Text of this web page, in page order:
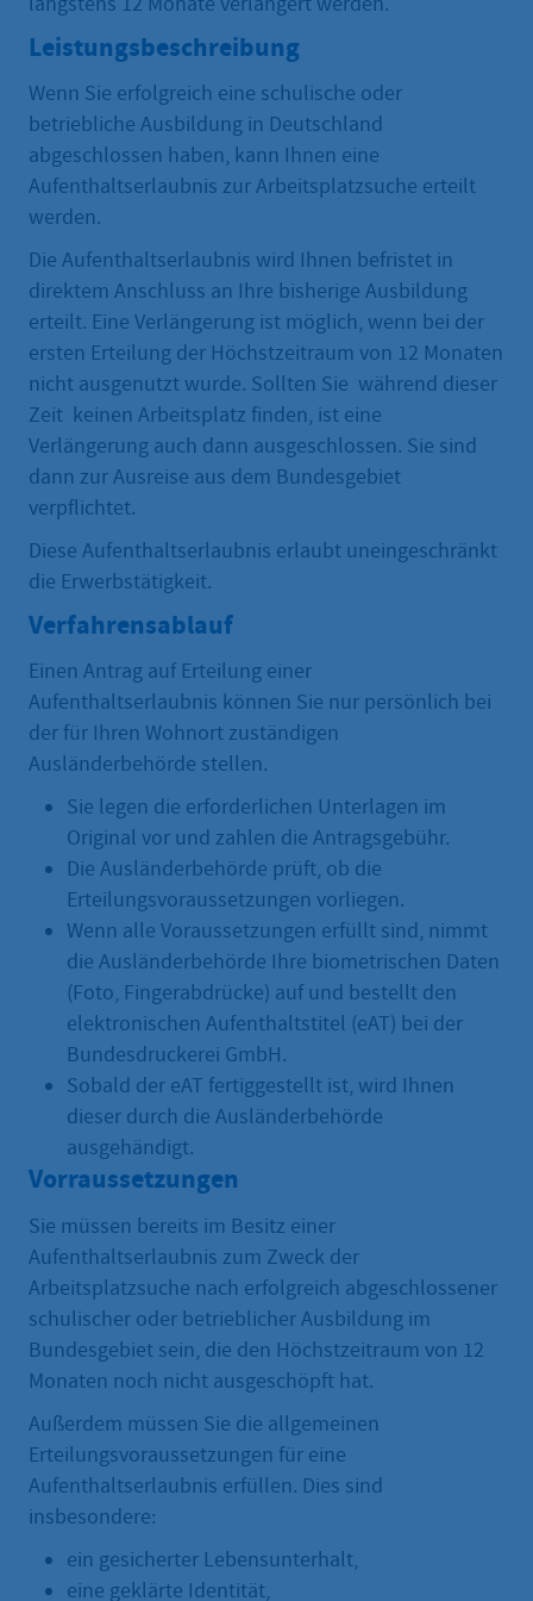
Leistungsbeschreibung
Wenn Sie erfolgreich eine schulische oder
betriebliche Ausbildung in Deutschland
abgeschlossen haben, kann Ihnen eine
Aufenthaltserlaubnis zur Arbeitsplatzsuche erteilt
werden.
Die Aufenthaltserlaubnis wird Ihnen befristet in
direktem Anschluss an Ihre bisherige Ausbildung
erteilt. Eine Verlängerung ist möglich, wenn bei der
ersten Erteilung der Höchstzeitraum von 12 Monaten
nicht ausgenutzt wurde. Sollten Sie während dieser
Zeit keinen Arbeitsplatz finden, ist eine
Verlängerung auch dann ausgeschlossen. Sie sind
dann zur Ausreise aus dem Bundesgebiet
verpflichtet.
Diese Aufenthaltserlaubnis erlaubt uneingeschränkt
die Erwerbstätigkeit.
Verfahrensablauf
Einen Antrag auf Erteilung einer
Aufenthaltserlaubnis können Sie nur persönlich bei
der für Ihren Wohnort zuständigen
Ausländerbehörde stellen.
Sie legen die erforderlichen Unterlagen im
Original vor und zahlen die Antragsgebühr.
Die Ausländerbehörde prüft, ob die
Erteilungsvoraussetzungen vorliegen.
Wenn alle Voraussetzungen erfüllt sind, nimmt
die Ausländerbehörde Ihre biometrischen Daten
(Foto, Fingerabdrücke) auf und bestellt den
elektronischen Aufenthaltstitel (eAT) bei der
Bundesdruckerei GmbH.
Sobald der eAT fertiggestellt ist, wird Ihnen
dieser durch die Ausländerbehörde
ausgehändigt.
Vorraussetzungen
Sie müssen bereits im Besitz einer
Aufenthaltserlaubnis zum Zweck der
Arbeitsplatzsuche nach erfolgreich abgeschlossener
schulischer oder betrieblicher Ausbildung im
Bundesgebiet sein, die den Höchstzeitraum von 12
Monaten noch nicht ausgeschöpft hat.
Außerdem müssen Sie die allgemeinen
Erteilungsvoraussetzungen für eine
Aufenthaltserlaubnis erfüllen. Dies sind
insbesondere:
ein gesicherter Lebensunterhalt,
eine geklärte Identität,